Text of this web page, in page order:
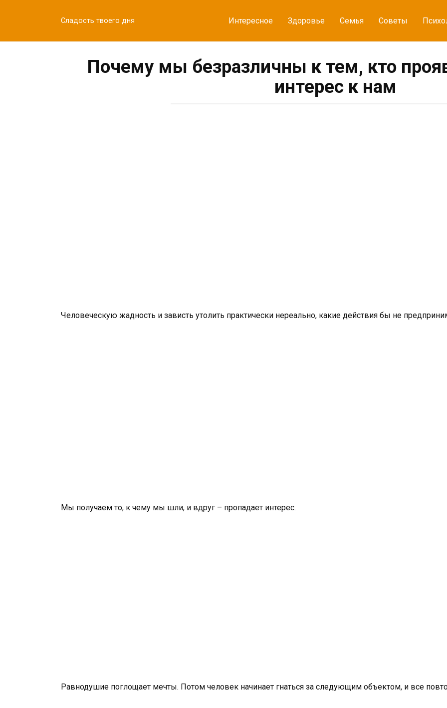
Сладость твоего дня Интересное Здоровье Семья Советы
Почему мы безразличны к тем, кто
интерес к нам
Человеческую жадность и зависть утолить практически нереально, какие действия бы не
Мы получаем то, к чему мы шли, и вдруг – пропадает интерес.
Равнодушие поглощает мечты. Потом человек начинает гнаться за следующим объектом, и все